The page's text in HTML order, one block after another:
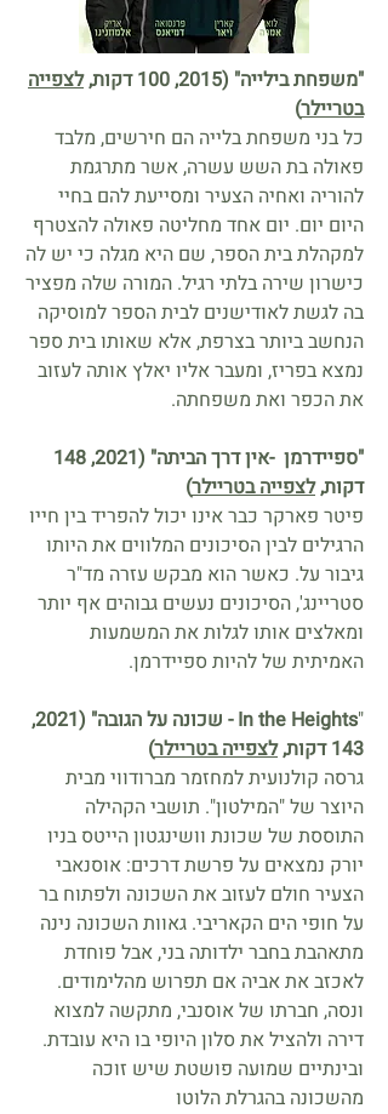
"משפחת בילייה" (2015, 100 דקות,
לצפייה
בטריילר)
כל בני משפחת בלייה הם חירשים, מלבד
פאולה בת השש עשרה, אשר מתרגמת
להוריה ואחיה הצעיר ומסייעת להם בחיי
היום יום. יום אחד מחליטה פאולה להצטרף
למקהלת בית הספר, שם היא מגלה כי יש לה
כישרון שירה בלתי רגיל. המורה שלה מפציר
בה לגשת לאודישנים לבית הספר למוסיקה
הנחשב ביותר בצרפת, אלא שאותו בית ספר
נמצא בפריז, ומעבר אליו יאלץ אותה לעזוב
את הכפר ואת משפחתה.
"ספיידרמן -אין דרך הביתה" (2021, 148
דקות,לצפייה בטריילר)
פיטר פארקר כבר אינו יכול להפריד בין חייו
הרגילים לבין הסיכונים המלווים את היותו
גיבור על. כאשר הוא מבקש עזרה מד"ר
סטריינג', הסיכונים נעשים גבוהים אף יותר
ומאלצים אותו לגלות את המשמעות
האמיתית של להיות ספיידרמן.
"
In the Heights - שכונה על הגובה" (2021,
143 דקות,
לצפייה בטריילר)
גרסה קולנועית למחזמר מברודווי מבית
היוצר של "המילטון". תושבי הקהילה
התוססת של שכונת וושינגטון הייטס בניו
יורק נמצאים על פרשת דרכים: אוסנאבי
הצעיר חולם לעזוב את השכונה ולפתוח בר
על חופי הים הקאריבי. גאוות השכונה נינה
מתאהבת בחבר ילדותה בני, אבל פוחדת
לאכזב את אביה אם תפרוש מהלימודים.
ונסה, חברתו של אוסנבי, מתקשה למצוא
דירה ולהציל את סלון היופי בו היא עובדת.
ובינתיים שמועה פושטת שיש זוכה
מהשכונה בהגרלת הלוטו